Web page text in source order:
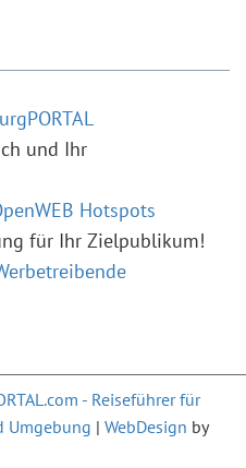
und Ihr
Hotspots
für Ihr Zielpublikum!
- Reiseführer für
Umgebung | WebDesign by